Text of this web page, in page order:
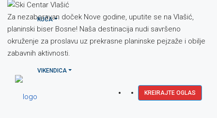
KUĆA
VIKENDICA
KREIRAJTE OGLAS
Za nezaboravan doček Nove godine, uputite se na Vlašić,
planinski biser Bosne! Naša destinacija nudi savršeno
okruženje za proslavu uz prekrasne planinske pejzaže i obilje
zabavnih aktivnosti.